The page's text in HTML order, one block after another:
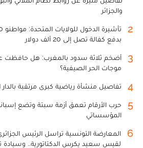
والجزائر
2
بدفع كفالة تصل إلى 20 ألف دولار
3
أضخم ثلاثة سدود بالمغرب: هل حافظت
موجات الحر الصيفية؟
4 تفاصيل منشأة رياضية كبرى مرتقبة بالدار
5
حرب الأرقام تعمق أزمة سبتة وتضع
المؤسساتي
6
المعارضة التونسية تراسل الرئيس
لقيس سعيد يكرس الدكتاتورية..